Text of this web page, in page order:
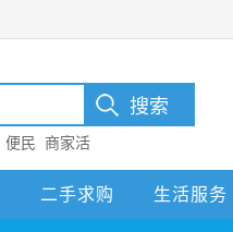
便民
商家活
二手求购 生活服务